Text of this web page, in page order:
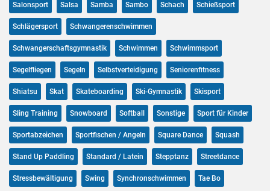
Salonsport Salsa Samba Sambo Schach Schießsport
Schlägersport Schwangerenschwimmen
Schwangerschaftsgymnastik Schwimmen Schwimmsport
Segelfliegen Segeln Selbstverteidigung Seniorenfitness
Shiatsu Skat Skateboarding Ski-Gymnastik Skisport
Sling Training Snowboard Softball Sonstige Sport für Kinder
Sportabzeichen Sportfischen / Angeln Square Dance Squash
Stand Up Paddling Standard / Latein Stepptanz Streetdance
Stressbewältigung Swing Synchronschwimmen Tae Bo